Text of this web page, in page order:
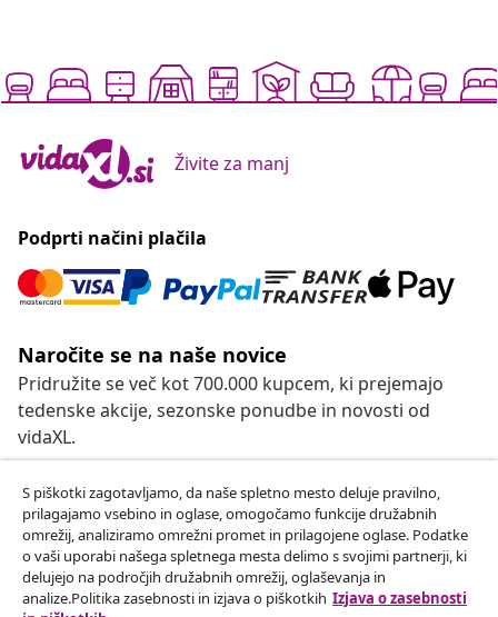
Živite za manj
Podprti načini plačila
Naročite se na naše novice
Pridružite se več kot 700.000 kupcem, ki prejemajo
tedenske akcije, sezonske ponudbe in novosti od
vidaXL.
Our social media accounts
Odstop od pogodbe
S piškotki zagotavljamo, da naše spletno mesto deluje pravilno,
prilagajamo vsebino in oglase, omogočamo funkcije družabnih
omrežij, analiziramo omrežni promet in prilagojene oglase. Podatke
o vaši uporabi našega spletnega mesta delimo s svojimi partnerji, ki
delujejo na področjih družabnih omrežij, oglaševanja in
analize.Politika zasebnosti in izjava o piškotkih Izjava o zasebnosti